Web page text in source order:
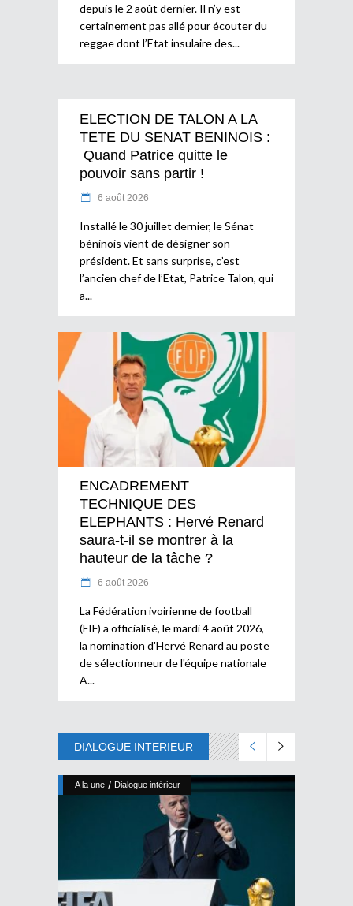
depuis le 2 août dernier. Il n’y est
certainement pas allé pour écouter du
reggae dont l’Etat insulaire des
ELECTION DE TALON A LA
TETE DU SENAT BENINOIS :
Quand Patrice quitte le
pouvoir sans partir !
6 août 2026
Installé le 30 juillet dernier, le Sénat
béninois vient de désigner son
président. Et sans surprise, c’est
l’ancien chef de l’Etat, Patrice Talon, qui
a
ENCADREMENT
TECHNIQUE DES
ELEPHANTS : Hervé Renard
saura-t-il se montrer à la
hauteur de la tâche ?
6 août 2026
La Fédération ivoirienne de football
(FIF) a officialisé, le mardi 4 août 2026,
la nomination d'Hervé Renard au poste
de sélectionneur de l'équipe nationale
A
DIALOGUE INTERIEUR
A la une / Dialogue intérieur